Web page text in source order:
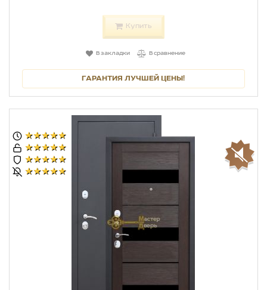
Купить
В закладки В сравнение
ГАРАНТИЯ ЛУЧШЕЙ ЦЕНЫ!
★★★★★
★★★★★
★★★★★
★★★★★